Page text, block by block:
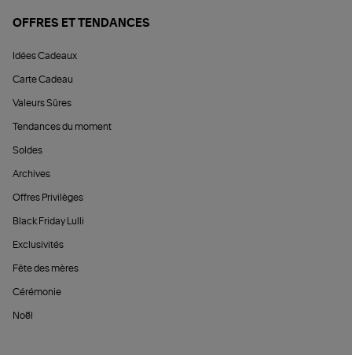
OFFRES ET TENDANCES
Idées Cadeaux
Carte Cadeau
Valeurs Sûres
Tendances du moment
Soldes
Archives
Offres Privilèges
Black Friday Lulli
Exclusivités
Fête des mères
Cérémonie
Noël